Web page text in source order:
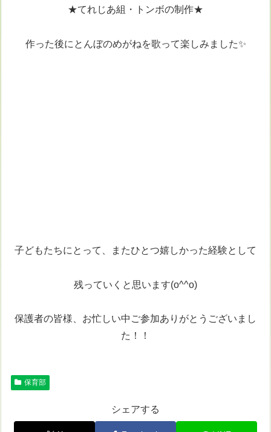
★てれじあ組・トンボの制作★
作った後にとんぼのめがねを歌って楽しみました✨
子どもたちにとって、またひとつ嬉しかった経験として
残っていくと思います(o^^o)
保護者の皆様、お忙しい中ご参加ありがとうございまし
た！！
保育部
シェアする